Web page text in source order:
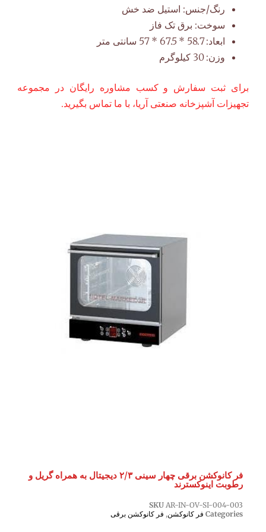
رنگ/جنس: استیل ضد خش
سوخت: برق تک فاز
ابعاد:58.7 * 67.5 * 57 سانتی متر
وزن:30 کیلوگرم
برای ثبت سفارش و کسب مشاوره رایگان در مجموعه
تجهیزات آشپزخانه صنعتی آریا، با ما تماس بگیرید.
فر کانوکشن برقی چهار سینی ۲/۳ دیجیتال به همراه گریل و
رطوبت اینوکسترند
SKU AR-IN-OV-SI-004-003
Categories فر کانوکشن, فر کانوکشن برقی